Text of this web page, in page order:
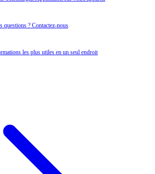
questions ? Contactez‑nous
les plus utiles en un seul endroit